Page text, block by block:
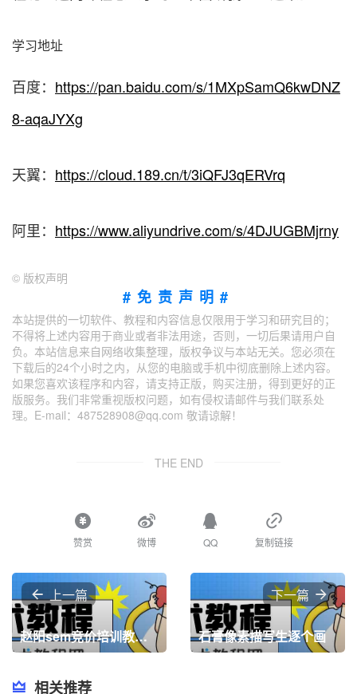
学习地址
百度： https://pan.baidu.com/s/1MXpSamQ6kwDNZ
8-aqaJYXg
天翼： https://cloud.189.cn/t/3iQFJ3qERVrq
阿里： https://www.aliyundrive.com/s/4DJUGBMjrny
© 版权声明
#免责声明#
本站提供的一切软件、教程和内容信息仅限用于学习和研究目的；
不得将上述内容用于商业或者非法用途，否则，一切后果请用户自
负。本站信息来自网络收集整理，版权争议与本站无关。您必须在
下载后的24个小时之内，从您的电脑或手机中彻底删除上述内容。
如果您喜欢该程序和内容，请支持正版，购买注册，得到更好的正
版服务。我们非常重视版权问题，如有侵权请邮件与我们联系处
理。E-mail：487528908@qq.com 敬请谅解！
THE END
赞赏 微博 QQ 复制链接
上一篇
赵阳sem竞价培训教程课程
下一篇
石膏像素描写生逐个画
相关推荐